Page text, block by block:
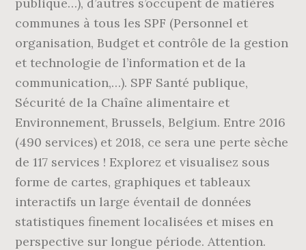
communes à tous les SPF (Personnel et
organisation, Budget et contrôle de la gestion
et technologie de l’information et de la
communication,…). SPF Santé publique,
Sécurité de la Chaîne alimentaire et
Environnement, Brussels, Belgium. Entre 2016
(490 services) et 2018, ce sera une perte sèche
de 117 services ! Explorez et visualisez sous
forme de cartes, graphiques et tableaux
interactifs un large éventail de données
statistiques finement localisées et mises en
perspective sur longue période. Attention.